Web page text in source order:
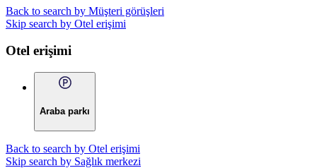
Back to search by Müşteri görüşleri
Skip search by Otel erişimi
Otel erişimi
Araba parkı
Back to search by Otel erişimi
Skip search by Sağlık merkezi